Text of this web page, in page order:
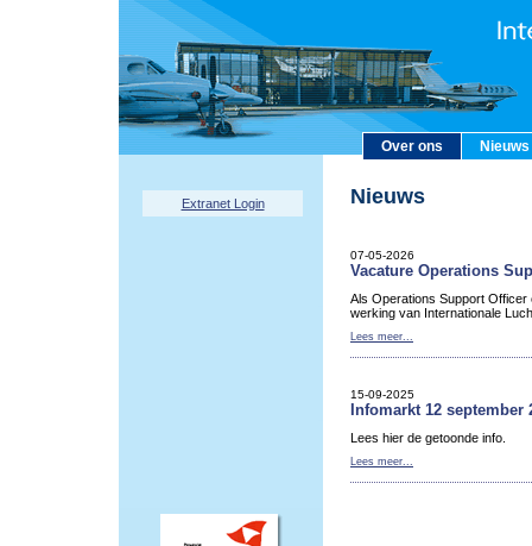
Over ons Nieuws
Extranet Login Nieuws
07-05-2026
Vacature Operations
Als Operations Support Officer
werking van Internationale
Lees meer...
15-09-2025
Infomarkt 12 september
Lees hier de getoonde info.
Lees meer...